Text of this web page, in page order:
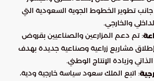
جانب تطوير الخطوط الجوية السعودية التي
والخارجي.
: تم دعم المزارعين والصناعيين بقروض
مشاريع زراعية وصناعية جديدة بهدف
وزيادة الإنتاج الوطني.
: اتبع الملك سعود سياسة خارجية ودية،